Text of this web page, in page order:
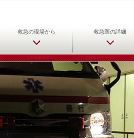
急医学会 救急医
救急の現場から 救急医の詳細